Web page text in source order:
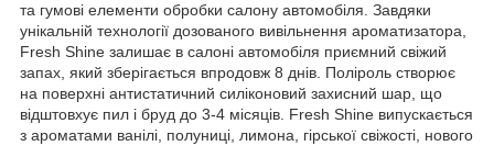
та гумові елементи обробки салону автомобіля. Завдяки
унікальній технології дозованого вивільнення ароматизатора,
Fresh Shine залишає в салоні автомобіля приємний свіжий
запах, який зберігається впродовж 8 днів. Поліроль створює
на поверхні антистатичний силіконовий захисний шар, що
відштовхує пил і бруд до 3-4 місяців. Fresh Shine випускається
з ароматами ванілі, полуниці, лимона, гірської свіжості, нового